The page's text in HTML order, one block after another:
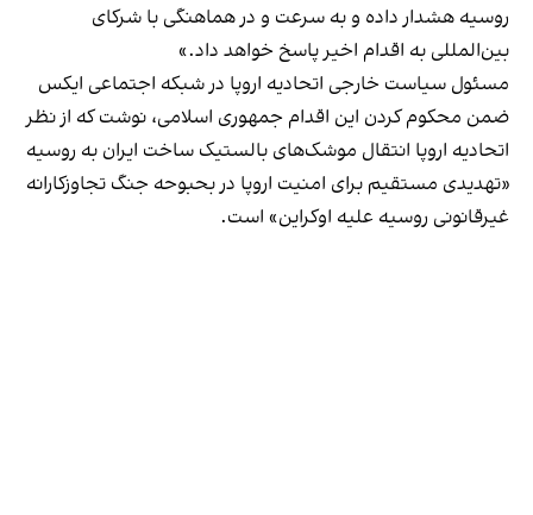
روسیه هشدار داده و به سرعت و در هماهنگی با شرکای
بین‌المللی به اقدام اخیر پاسخ خواهد داد.»
مسئول سیاست خارجی اتحادیه اروپا در شبکه اجتماعی ایکس
ضمن محکوم کردن این اقدام جمهوری اسلامی، نوشت که از نظر
اتحادیه اروپا انتقال موشک‌های بالستیک ساخت ایران به روسیه
«تهدیدی مستقیم برای امنیت اروپا در بحبوحه جنگ تجاوزکارانه
غیرقانونی روسیه علیه اوکراین» است.